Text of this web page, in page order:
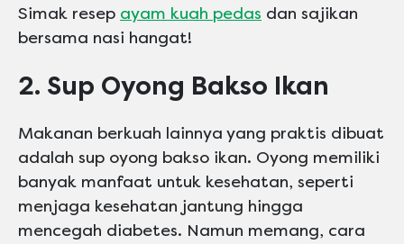
Simak resep ayam kuah pedas dan sajikan
bersama nasi hangat!
2. Sup Oyong Bakso Ikan
Makanan berkuah lainnya yang praktis dibuat
adalah sup oyong bakso ikan. Oyong memiliki
banyak manfaat untuk kesehatan, seperti
menjaga kesehatan jantung hingga
mencegah diabetes. Namun memang, cara